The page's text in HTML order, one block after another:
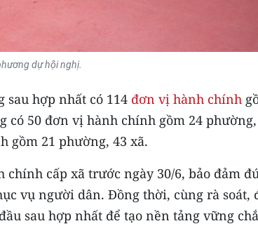
dự hội nghị.
hợp nhất có 114 đơn vị hành chính
có 50 đơn vị hành chính gồm 24
gồm 21 phường, 43 xã.
cấp xã trước ngày 30/6, bảo đảm
vụ người dân. Đồng thời, cùng rà soát,
sau hợp nhất để tạo nền tảng vững